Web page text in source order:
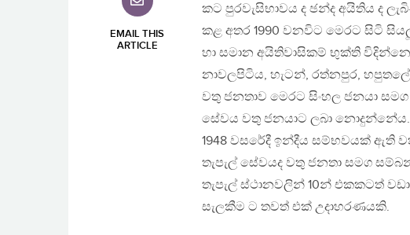
EMAIL THIS
ARTICLE
කට පුරවැසිභාවය ද ඡන්ද අයිතිය ද
කළ අතර 1990 වනවිට මෙරට සිටි
හා සමාන අයිතිවාසිකම් භුක්ති
නාවලපිටිය, හැටන්, රත්නපුර,
වතු ජනතාව මෙරට සිංහල ජනයා
සේවය වතු ජනයාට ලබා නොදුන්නේය.
1948 වසරේදී ඉන්දීය සම්භවයක් ඇති
තැපැල් සේවයද වතු ජනතා සමග
තැපැල් ස්ථානවලින් 10න් එකකටත්
සැලකීම ට තවත් එක් උදාහරණයකි.